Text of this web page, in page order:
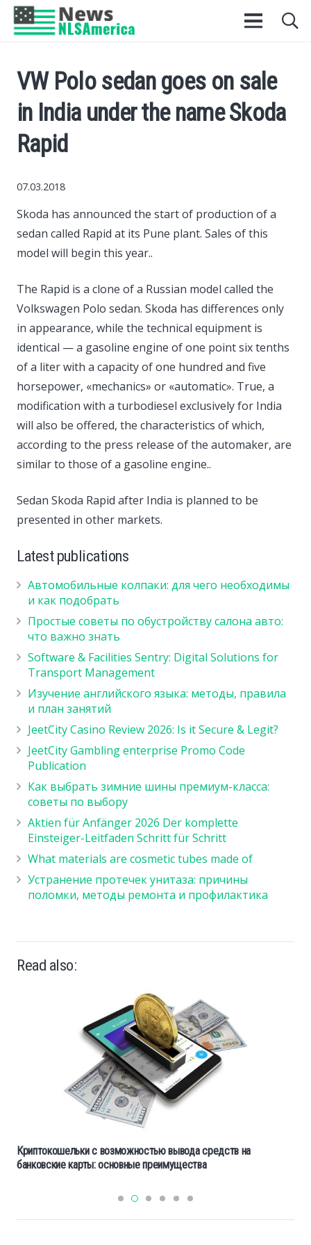
VW Polo sedan goes on sale
in India under the name Skoda
Rapid
07.03.2018
Skoda has announced the start of production of a
sedan called Rapid at its Pune plant. Sales of this
model will begin this year..
The Rapid is a clone of a Russian model called the
Volkswagen Polo sedan. Skoda has differences only
in appearance, while the technical equipment is
identical — a gasoline engine of one point six tenths
of a liter with a capacity of one hundred and five
horsepower, «mechanics» or «automatic». True, a
modification with a turbodiesel exclusively for India
will also be offered, the characteristics of which,
according to the press release of the automaker, are
similar to those of a gasoline engine..
Sedan Skoda Rapid after India is planned to be
presented in other markets.
Latest publications
Автомобильные колпаки: для чего необходимы
и как подобрать
Простые советы по обустройству салона авто:
что важно знать
Software & Facilities Sentry: Digital Solutions for
Transport Management
Изучение английского языка: методы, правила
и план занятий
JeetCity Casino Review 2026: Is it Secure & Legit?
JeetCity Gambling enterprise Promo Code
Publication
Как выбрать зимние шины премиум-класса:
советы по выбору
Aktien für Anfänger 2026 Der komplette
Einsteiger-Leitfaden Schritt für Schritt
What materials are cosmetic tubes made of
Устранение протечек унитаза: причины
поломки, методы ремонта и профилактика
Read also:
Криптокошельки с возможностью вывода средств на
банковские карты: основные преимущества